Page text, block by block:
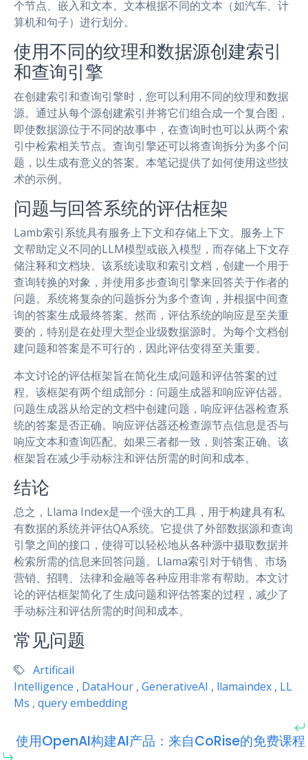
个节点、嵌入和文本。文本根据不同的文本（如汽车、计
算机和句子）进行划分。
使用不同的纹理和数据源创建索引
和查询引擎
在创建索引和查询引擎时，您可以利用不同的纹理和数据
源。通过从每个源创建索引并将它们组合成一个复合图，
即使数据源位于不同的故事中，在查询时也可以从两个索
引中检索相关节点。查询引擎还可以将查询拆分为多个问
题，以生成有意义的答案。本笔记提供了如何使用这些技
术的示例。
问题与回答系统的评估框架
Lamb索引系统具有服务上下文和存储上下文。服务上下
文帮助定义不同的LLM模型或嵌入模型，而存储上下文存
储注释和文档块。该系统读取和索引文档，创建一个用于
查询转换的对象，并使用多步查询引擎来回答关于作者的
问题。系统将复杂的问题拆分为多个查询，并根据中间查
询的答案生成最终答案。然而，评估系统的响应是至关重
要的，特别是在处理大型企业级数据源时。为每个文档创
建问题和答案是不可行的，因此评估变得至关重要。
本文讨论的评估框架旨在简化生成问题和评估答案的过
程。该框架有两个组成部分：问题生成器和响应评估器。
问题生成器从给定的文档中创建问题，响应评估器检查系
统的答案是否正确。响应评估器还检查源节点信息是否与
响应文本和查询匹配。如果三者都一致，则答案正确。该
框架旨在减少手动标注和评估所需的时间和成本。
结论
总之，Llama Index是一个强大的工具，用于构建具有私
有数据的系统并评估QA系统。它提供了外部数据源和查询
引擎之间的接口，使得可以轻松地从各种源中摄取数据并
检索所需的信息来回答问题。Llama索引对于销售、市场
营销、招聘、法律和金融等各种应用非常有帮助。本文讨
论的评估框架简化了生成问题和评估答案的过程，减少了
手动标注和评估所需的时间和成本。
常见问题
Artificail
Intelligence , DataHour , GenerativeAI , llamaindex , LL
Ms , query embedding
使用OpenAI构建AI产品：来自CoRise的免费课程